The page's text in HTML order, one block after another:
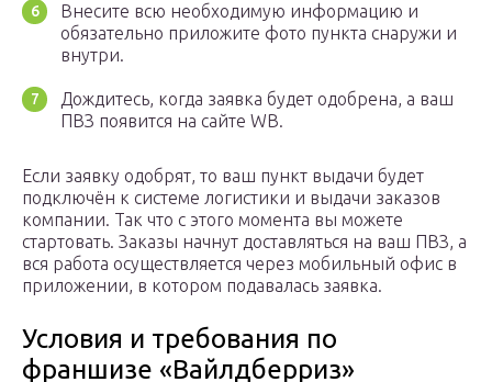
Внесите всю необходимую информацию и
обязательно приложите фото пункта снаружи и
внутри.
Дождитесь, когда заявка будет одобрена, а ваш
ПВЗ появится на сайте WB.
Если заявку одобрят, то ваш пункт выдачи будет
подключён к системе логистики и выдачи заказов
компании. Так что с этого момента вы можете
стартовать. Заказы начнут доставляться на ваш ПВЗ, а
вся работа осуществляется через мобильный офис в
приложении, в котором подавалась заявка.
Условия и требования по
франшизе «Вайлдберриз»